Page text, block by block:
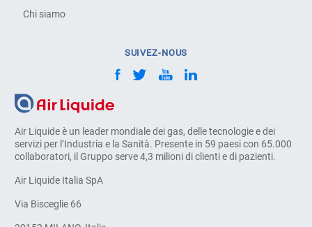
Air Liquide è un leader mondiale dei gas, delle tecnologie e dei
servizi per l’Industria e la Sanità. Presente in 59 paesi con 65.000
collaboratori, il Gruppo serve 4,3 milioni di clienti e di pazienti.
Air Liquide Italia SpA
Via Bisceglie 66
Chi siamo
SUIVEZ-NOUS